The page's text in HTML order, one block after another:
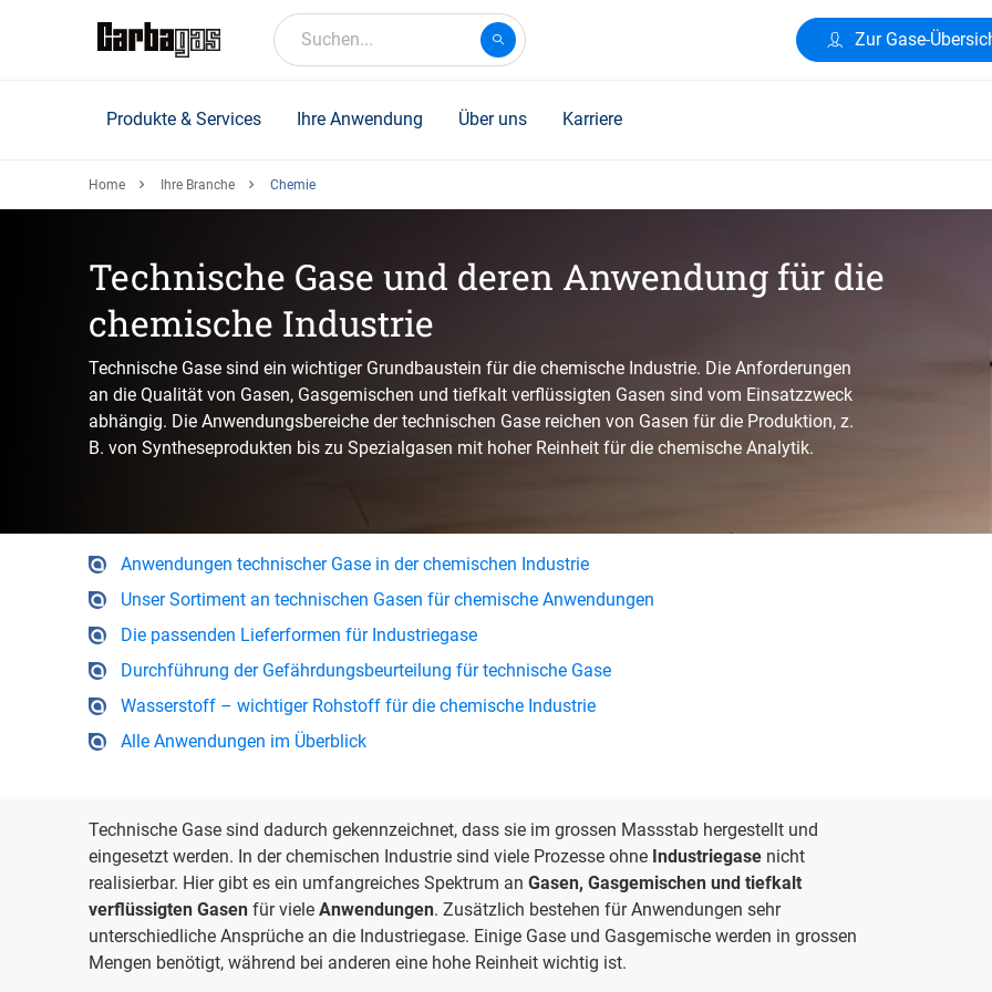
Suchen... Zur Gase-
Produkte & Services Ihre Anwendung Über uns Karriere
Home Ihre Branche Chemie
Technische Gase und deren Anwendung für die
chemische Industrie
Technische Gase sind ein wichtiger Grundbaustein für die chemische Industrie. Die Anforderungen
an die Qualität von Gasen, Gasgemischen und tiefkalt verflüssigten Gasen sind vom Einsatzzweck
abhängig. Die Anwendungsbereiche der technischen Gase reichen von Gasen für die Produktion, z.
B. von Syntheseprodukten bis zu Spezialgasen mit hoher Reinheit für die chemische Analytik.
Anwendungen technischer Gase in der chemischen Industrie
Unser Sortiment an technischen Gasen für chemische Anwendungen
Die passenden Lieferformen für Industriegase
Durchführung der Gefährdungsbeurteilung für technische Gase
Wasserstoff – wichtiger Rohstoff für die chemische Industrie
Alle Anwendungen im Überblick
Technische Gase sind dadurch gekennzeichnet, dass sie im grossen Massstab hergestellt und
eingesetzt werden. In der chemischen Industrie sind viele Prozesse ohne Industriegase nicht
realisierbar. Hier gibt es ein umfangreiches Spektrum an Gasen, Gasgemischen und tiefkalt
verflüssigten Gasen für viele Anwendungen. Zusätzlich bestehen für Anwendungen sehr
unterschiedliche Ansprüche an die Industriegase. Einige Gase und Gasgemische werden in grossen
Mengen benötigt, während bei anderen eine hohe Reinheit wichtig ist.